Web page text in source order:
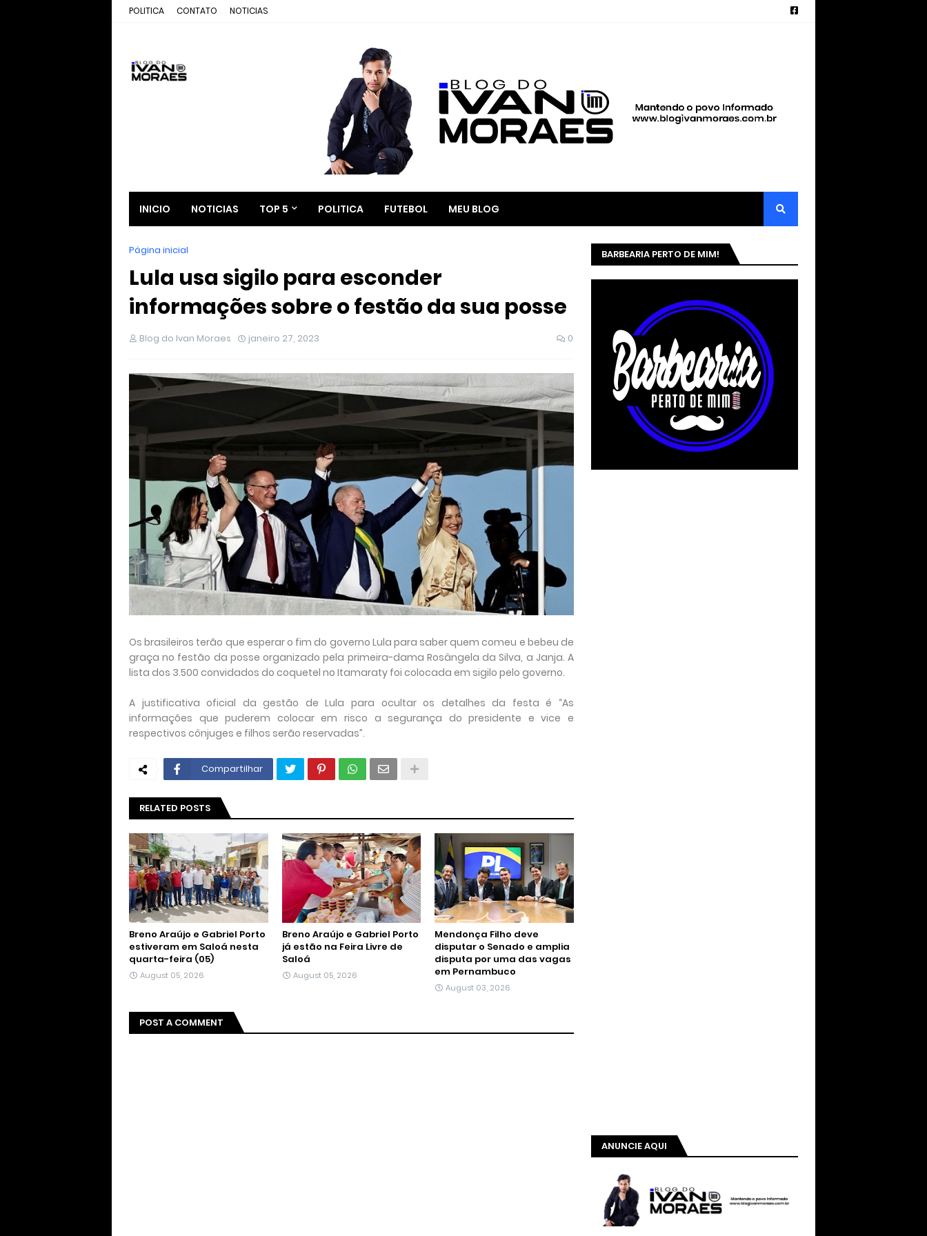
POLITICA CONTATO NOTICIAS
INICIO NOTICIAS TOP 5 POLITICA FUTEBOL MEU BLOG
Página inicial
Lula usa sigilo para esconder
informações sobre o festão da sua posse
Blog do Ivan Moraes janeiro 27, 2023 0
Os brasileiros terão que esperar o fim do governo Lula para saber quem comeu e bebeu de
graça no festão da posse organizado pela primeira-dama Rosângela da Silva, a Janja. A
lista dos 3.500 convidados do coquetel no Itamaraty foi colocada em sigilo pelo governo.
A justificativa oficial da gestão de Lula para ocultar os detalhes da festa é “As
informações que puderem colocar em risco a segurança do presidente e vice e
respectivos cônjuges e filhos serão reservadas”.
Compartilhar
RELATED POSTS
Breno Araújo e Gabriel Porto
estiveram em Saloá nesta
quarta-feira (05)
August 05, 2026
Breno Araújo e Gabriel Porto
já estão na Feira Livre de
Saloá
August 05, 2026
Mendonça Filho deve
disputar o Senado e amplia
disputa por uma das vagas
em Pernambuco
August 03, 2026
POST A COMMENT
BARBEARIA PERTO DE MIM!
ANUNCIE AQUI